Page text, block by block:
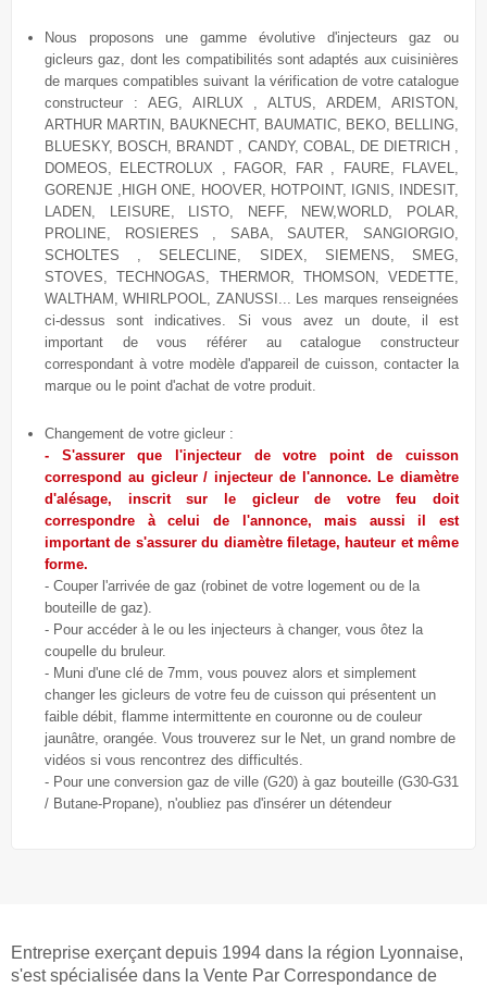
Nous proposons une gamme évolutive d'injecteurs gaz ou
gicleurs gaz, dont les compatibilités sont adaptés aux cuisinières
de marques compatibles suivant la vérification de votre catalogue
constructeur : AEG, AIRLUX , ALTUS, ARDEM, ARISTON,
ARTHUR MARTIN, BAUKNECHT, BAUMATIC, BEKO, BELLING,
BLUESKY, BOSCH, BRANDT , CANDY, COBAL, DE DIETRICH ,
DOMEOS, ELECTROLUX , FAGOR, FAR , FAURE, FLAVEL,
GORENJE ,HIGH ONE, HOOVER, HOTPOINT, IGNIS, INDESIT,
LADEN, LEISURE, LISTO, NEFF, NEW,WORLD, POLAR,
PROLINE, ROSIERES , SABA, SAUTER, SANGIORGIO,
SCHOLTES , SELECLINE, SIDEX, SIEMENS, SMEG,
STOVES, TECHNOGAS, THERMOR, THOMSON, VEDETTE,
WALTHAM, WHIRLPOOL, ZANUSSI... Les marques renseignées
ci-dessus sont indicatives. Si vous avez un doute, il est
important de vous référer au catalogue constructeur
correspondant à votre modèle d'appareil de cuisson, contacter la
marque ou le point d'achat de votre produit.
Changement de votre gicleur :
- S'assurer que l'injecteur de votre point de cuisson
correspond au gicleur / injecteur de l'annonce. Le diamètre
d'alésage, inscrit sur le gicleur de votre feu doit
correspondre à celui de l'annonce, mais aussi il est
important de s'assurer du diamètre filetage, hauteur et même
forme.
- Couper l'arrivée de gaz (robinet de votre logement ou de la
bouteille de gaz).
- Pour accéder à le ou les injecteurs à changer, vous ôtez la
coupelle du bruleur.
- Muni d'une clé de 7mm, vous pouvez alors et simplement
changer les gicleurs de votre feu de cuisson qui présentent un
faible débit, flamme intermittente en couronne ou de couleur
jaunâtre, orangée. Vous trouverez sur le Net, un grand nombre de
vidéos si vous rencontrez des difficultés.
- Pour une conversion gaz de ville (G20) à gaz bouteille (G30-G31
/ Butane-Propane), n'oubliez pas d'insérer un détendeur
Entreprise exerçant depuis 1994 dans la région Lyonnaise,
s'est spécialisée dans la Vente Par Correspondance de